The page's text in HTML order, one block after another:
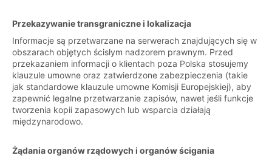
Przekazywanie transgraniczne i lokalizacja
Informacje są przetwarzane na serwerach znajdujących się w
obszarach objętych ścisłym nadzorem prawnym. Przed
przekazaniem informacji o klientach poza Polska stosujemy
klauzule umowne oraz zatwierdzone zabezpieczenia (takie
jak standardowe klauzule umowne Komisji Europejskiej), aby
zapewnić legalne przetwarzanie zapisów, nawet jeśli funkcje
tworzenia kopii zapasowych lub wsparcia działają
międzynarodowo.
Żądania organów rządowych i organów ścigania